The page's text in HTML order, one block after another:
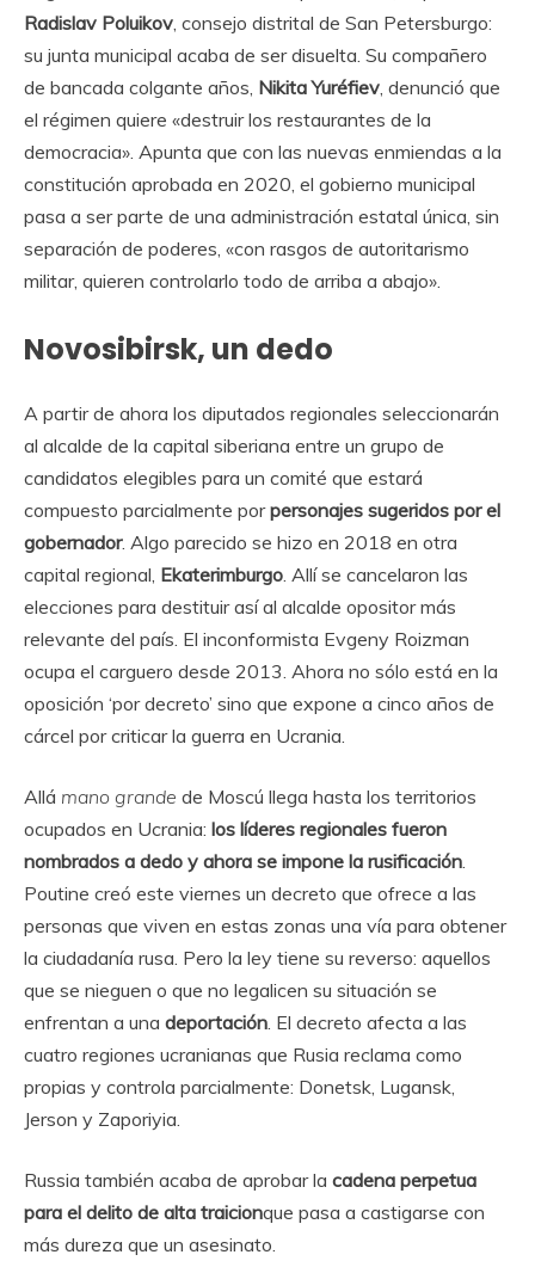
Radislav Poluikov , consejo distrital de San Petersburgo:
su junta municipal acaba de ser disuelta. Su compañero
de bancada colgante años, Nikita Yuréfiev , denunció que
el régimen quiere «destruir los restaurantes de la
democracia». Apunta que con las nuevas enmiendas a la
constitución aprobada en 2020, el gobierno municipal
pasa a ser parte de una administración estatal única, sin
separación de poderes, «con rasgos de autoritarismo
militar, quieren controlarlo todo de arriba a abajo».
Novosibirsk, un dedo
A partir de ahora los diputados regionales seleccionarán
al alcalde de la capital siberiana entre un grupo de
candidatos elegibles para un comité que estará
compuesto parcialmente porpersonajes sugeridos por el
gobernador. Algo parecido se hizo en 2018 en otra
capital regional, Ekaterimburgo . Allí se cancelaron las
elecciones para destituir así al alcalde opositor más
relevante del país. El inconformista Evgeny Roizman
ocupa el carguero desde 2013. Ahora no sólo está en la
oposición ‘por decreto’ sino que expone a cinco años de
cárcel por criticar la guerra en Ucrania.
Allá mano grande de Moscú llega hasta los territorios
ocupados en Ucrania: los líderes regionales fueron
nombrados a dedo y ahora se impone la rusificación
Poutine creó este viernes un decreto que ofrece a las
personas que viven en estas zonas una vía para obtener
la ciudadanía rusa. Pero la ley tiene su reverso: aquellos
que se nieguen o que no legalicen su situación se
enfrentan a una deportación . El decreto afecta a las
cuatro regiones ucranianas que Rusia reclama como
propias y controla parcialmente: Donetsk, Lugansk,
Jerson y Zaporiyia.
Russia también acaba de aprobar la cadena perpetua
para el delito de alta traicionque pasa a castigarse con
más dureza que un asesinato.